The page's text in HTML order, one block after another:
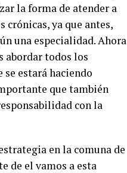
la forma de atender a
crónicas, ya que antes,
una especialidad. Ahora
abordar todos los
se estará haciendo
que también
con la
en la comuna de
de el vamos a esta